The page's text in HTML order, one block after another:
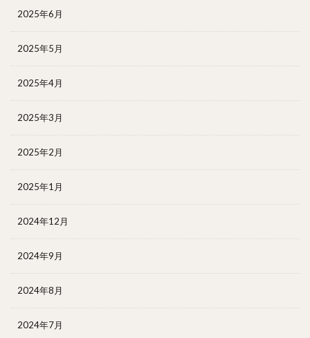
2025年6月
2025年5月
2025年4月
2025年3月
2025年2月
2025年1月
2024年12月
2024年9月
2024年8月
2024年7月